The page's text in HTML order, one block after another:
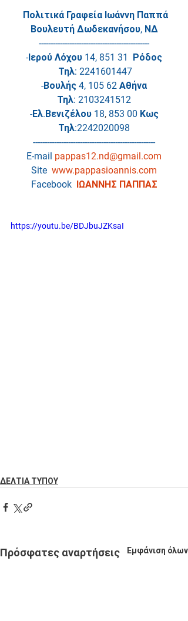
Πολιτικά Γραφεία Ιωάννη Παππά
Βουλευτή Δωδεκανήσου, ΝΔ
-----------------------------------------------
-Ιερού Λόχου 14, 851 31  Ρόδος
Τηλ: 2241601447
-Βουλής 4, 105 62 Αθήνα
Τηλ: 2103241512
-Ελ.Βενιζέλου 18, 853 00 Κως
Τηλ:2242020098
----------------------------------------------------
E-mail pappas12.nd@gmail.com
Site www.pappasioannis.com
Facebook ΙΩΑΝΝΗΣ ΠΑΠΠΑΣ
https://youtu.be/BDJbuJZKsaI
ΔΕΛΤΙΑ ΤΥΠΟΥ
Πρόσφατες αναρτήσεις Εμφάνιση όλων